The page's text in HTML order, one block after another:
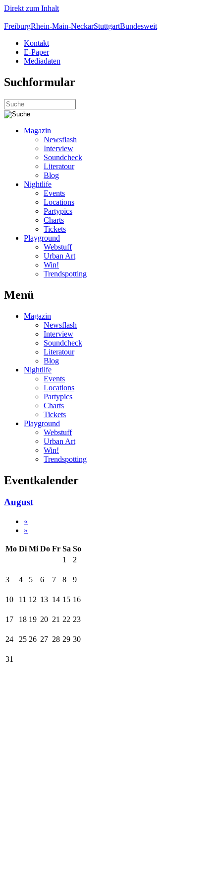
Direkt zum Inhalt
FreiburgRhein-Main-NeckarStuttgartBundesweit
Kontakt
E-Paper
Mediadaten
Suchformular
Magazin
Newsflash
Interview
Soundcheck
Literatour
Blog
Nightlife
Events
Locations
Partypics
Charts
Tickets
Playground
Webstuff
Urban Art
Win!
Trendspotting
Menü
Magazin
Newsflash
Interview
Soundcheck
Literatour
Blog
Nightlife
Events
Locations
Partypics
Charts
Tickets
Playground
Webstuff
Urban Art
Win!
Trendspotting
Eventkalender
August
«
»
Mo Di Mi Do Fr Sa So
1
2
3 4 5 6 7 8 9
10 11 12 13 14 15 16
17 18 19 20 21 22 23
24 25 26 27 28 29 30
31